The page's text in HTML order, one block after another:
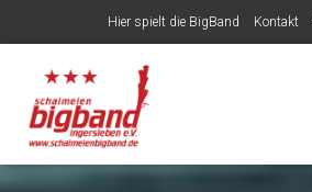
Hier spielt die BigBand Kontakt